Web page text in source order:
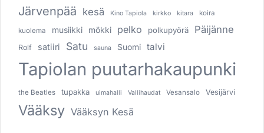
Järvenpää kesä Kino Tapiola kirkko kitara koira
kuolema musiikki mökki pelko polkupyörä Päijänne
Rolf satiiri Satu sauna Suomi talvi
Tapiolan puutarhakaupunki
the Beatles tupakka uimahalli Vallihaudat Vesansalo Vesijärvi
Vääksy Vääksyn Kesä